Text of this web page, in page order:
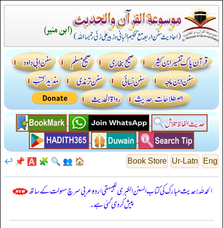
Eng
Ur-Latn
Book Store
🏠
👥
🔍
🧩
🅰️
📌
↩️
الحمدللہ! حدیث مبارک کی کتاب السنن الكبرى للبيهقي اردو عربی سرچ سہولت کے ساتھ
پیش کر دی گئی ہے۔